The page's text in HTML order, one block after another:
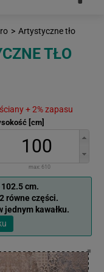
> Artystyczne tło
TŁO
+ 2% zapasu
[cm]
max: 610
cm.
równe części.
kawałku.